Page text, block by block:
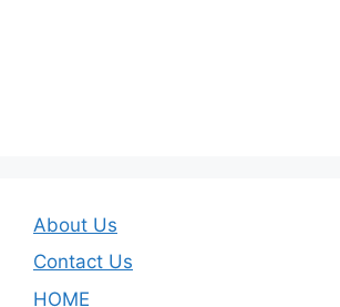
About Us
Contact Us
HOME